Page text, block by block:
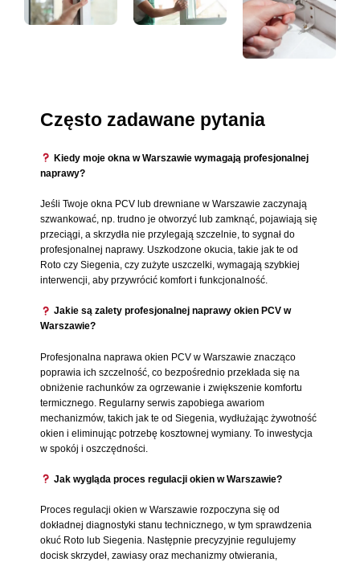
Często zadawane pytania
Kiedy moje okna w Warszawie wymagają profesjonalnej
naprawy?
Jeśli Twoje okna PCV lub drewniane w Warszawie zaczynają
szwankować, np. trudno je otworzyć lub zamknąć, pojawiają się
przeciągi, a skrzydła nie przylegają szczelnie, to sygnał do
profesjonalnej naprawy. Uszkodzone okucia, takie jak te od
Roto czy Siegenia, czy zużyte uszczelki, wymagają szybkiej
interwencji, aby przywrócić komfort i funkcjonalność.
Jakie są zalety profesjonalnej naprawy okien PCV w
Warszawie?
Profesjonalna naprawa okien PCV w Warszawie znacząco
poprawia ich szczelność, co bezpośrednio przekłada się na
obniżenie rachunków za ogrzewanie i zwiększenie komfortu
termicznego. Regularny serwis zapobiega awariom
mechanizmów, takich jak te od Siegenia, wydłużając żywotność
okien i eliminując potrzebę kosztownej wymiany. To inwestycja
w spokój i oszczędności.
Jak wygląda proces regulacji okien w Warszawie?
Proces regulacji okien w Warszawie rozpoczyna się od
dokładnej diagnostyki stanu technicznego, w tym sprawdzenia
okuć Roto lub Siegenia. Następnie precyzyjnie regulujemy
docisk skrzydeł, zawiasy oraz mechanizmy otwierania,